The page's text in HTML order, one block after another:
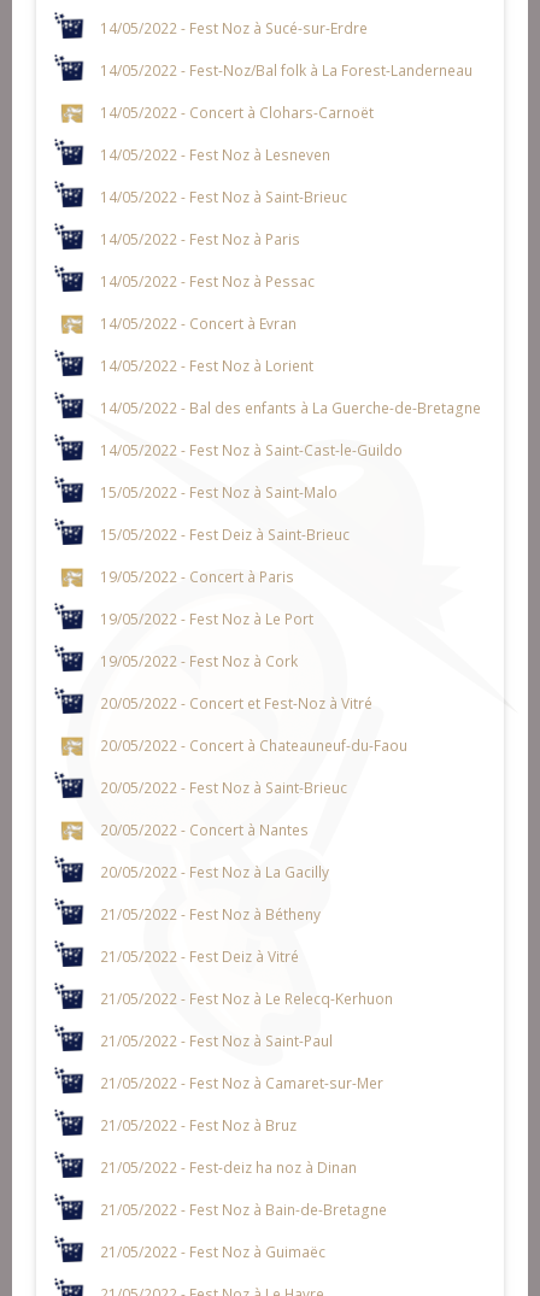
14/05/2022 - Fest Noz à Sucé-sur-Erdre
14/05/2022 - Fest-Noz/Bal folk à La Forest-Landerneau
14/05/2022 - Concert à Clohars-Carnoët
14/05/2022 - Fest Noz à Lesneven
14/05/2022 - Fest Noz à Saint-Brieuc
14/05/2022 - Fest Noz à Paris
14/05/2022 - Fest Noz à Pessac
14/05/2022 - Concert à Evran
14/05/2022 - Fest Noz à Lorient
14/05/2022 - Bal des enfants à La Guerche-de-Bretagne
14/05/2022 - Fest Noz à Saint-Cast-le-Guildo
15/05/2022 - Fest Noz à Saint-Malo
15/05/2022 - Fest Deiz à Saint-Brieuc
19/05/2022 - Concert à Paris
19/05/2022 - Fest Noz à Le Port
19/05/2022 - Fest Noz à Cork
20/05/2022 - Concert et Fest-Noz à Vitré
20/05/2022 - Concert à Chateauneuf-du-Faou
20/05/2022 - Fest Noz à Saint-Brieuc
20/05/2022 - Concert à Nantes
20/05/2022 - Fest Noz à La Gacilly
21/05/2022 - Fest Noz à Bétheny
21/05/2022 - Fest Deiz à Vitré
21/05/2022 - Fest Noz à Le Relecq-Kerhuon
21/05/2022 - Fest Noz à Saint-Paul
21/05/2022 - Fest Noz à Camaret-sur-Mer
21/05/2022 - Fest Noz à Bruz
21/05/2022 - Fest-deiz ha noz à Dinan
21/05/2022 - Fest Noz à Bain-de-Bretagne
21/05/2022 - Fest Noz à Guimaëc